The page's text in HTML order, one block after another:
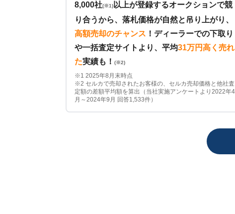
8,000社(※1) 以上が登録するオークションで競
り合うから、落札価格が自然と吊り上がり、
高額売却のチャンス ！ ディーラーでの下取り
や一括査定サイトより、平均31万円高く売れ
た実績も！ (※2)
※1 2025年8月末時点
※2 セルカで売却されたお客様の、セルカ売却価格と他社査
定額の差額平均額を算出（当社実施アンケートより2022年4
月～2024年9月 回答1,533件）